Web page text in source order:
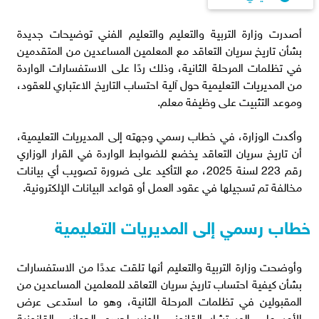
أصدرت وزارة التربية والتعليم والتعليم الفني توضيحات جديدة
بشأن تاريخ سريان التعاقد مع المعلمين المساعدين من المتقدمين
في تظلمات المرحلة الثانية، وذلك ردًا على الاستفسارات الواردة
من المديريات التعليمية حول آلية احتساب التاريخ الاعتباري للعقود،
وموعد التثبيت على وظيفة معلم.
وأكدت الوزارة، في خطاب رسمي وجهته إلى المديريات التعليمية،
أن تاريخ سريان التعاقد يخضع للضوابط الواردة في القرار الوزاري
رقم 223 لسنة 2025، مع التأكيد على ضرورة تصويب أي بيانات
مخالفة تم تسجيلها في عقود العمل أو قواعد البيانات الإلكترونية.
خطاب رسمي إلى المديريات التعليمية
وأوضحت وزارة التربية والتعليم أنها تلقت عددًا من الاستفسارات
بشأن كيفية احتساب تاريخ سريان التعاقد للمعلمين المساعدين من
المقبولين في تظلمات المرحلة الثانية، وهو ما استدعى عرض